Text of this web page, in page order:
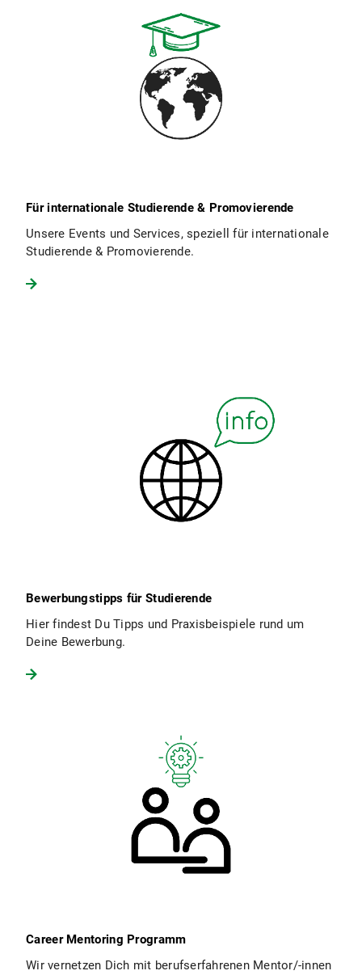
Für internationale Studierende & Promovierende
Unsere Events und Services, speziell für internationale
Studierende & Promovierende.
Bewerbungstipps für Studierende
Hier findest Du Tipps und Praxisbeispiele rund um
Deine Bewerbung.
Career Mentoring Programm
Wir vernetzen Dich mit berufserfahrenen Mentor/-innen